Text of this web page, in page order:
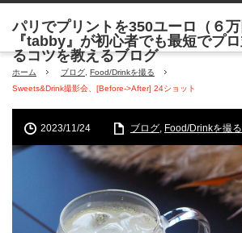
ホーム ブログ Food/Drinkを撮る
Sweets&Drink撮影会、[Before->After] 24ショット
2023/11/24 ブログ, Food/Drinkを撮る